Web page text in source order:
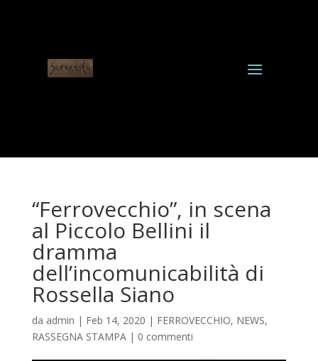
“Ferrovecchio”, in scena
al Piccolo Bellini il
dramma
dell’incomunicabilità di
Rossella Siano
da admin | Feb 14, 2020 | FERROVECCHIO, NEWS,
RASSEGNA STAMPA| 0 commenti